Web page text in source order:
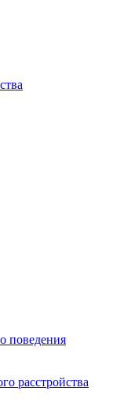
поведения
расстройства